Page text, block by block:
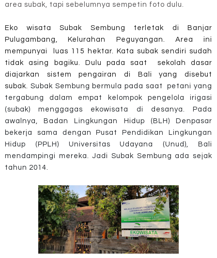
area subak, tapi sebelumnya sempetin foto dulu.
Eko wisata Subak Sembung terletak di Banjar
Pulugambang, Kelurahan Peguyangan. Area ini
mempunyai luas 115 hektar. Kata subak sendiri sudah
tidak asing bagiku. Dulu pada saat sekolah dasar
diajarkan sistem pengairan di Bali yang disebut
subak. Subak Sembung bermula pada saat petani yang
tergabung dalam empat kelompok pengelola irigasi
(subak) menggagas ekowisata di desanya. Pada
awalnya, Badan Lingkungan Hidup (BLH) Denpasar
bekerja sama dengan Pusat Pendidikan Lingkungan
Hidup (PPLH) Universitas Udayana (Unud), Bali
mendampingi mereka. Jadi Subak Sembung ada sejak
tahun 2014.